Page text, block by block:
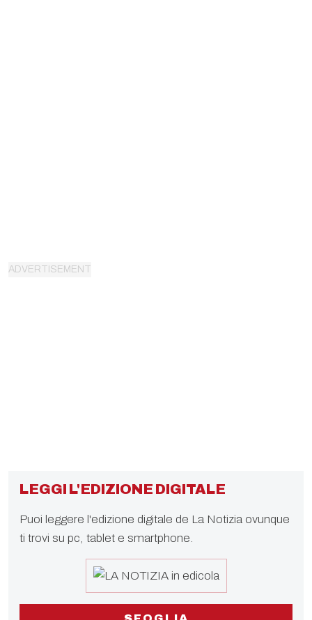
LEGGI L'EDIZIONE DIGITALE
Puoi leggere l'edizione digitale de La Notizia ovunque
ti trovi su pc, tablet e smartphone.